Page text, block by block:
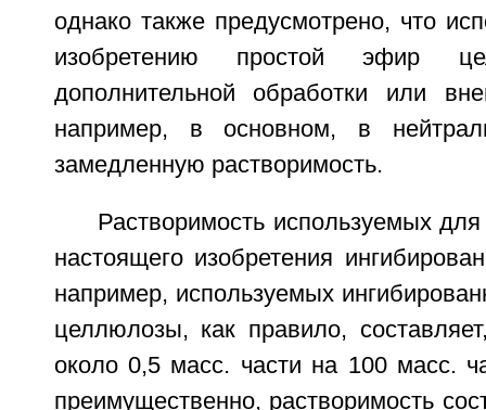
однако также предусмотрено, что
изобретению простой эфир
дополнительной обработки или
например, в основном, в
замедленную растворимость.
Растворимость используемых
настоящего изобретения
например, используемых
целлюлозы, как правило,
около 0,5 масс. части на 100 масс.
преимущественно, растворимость